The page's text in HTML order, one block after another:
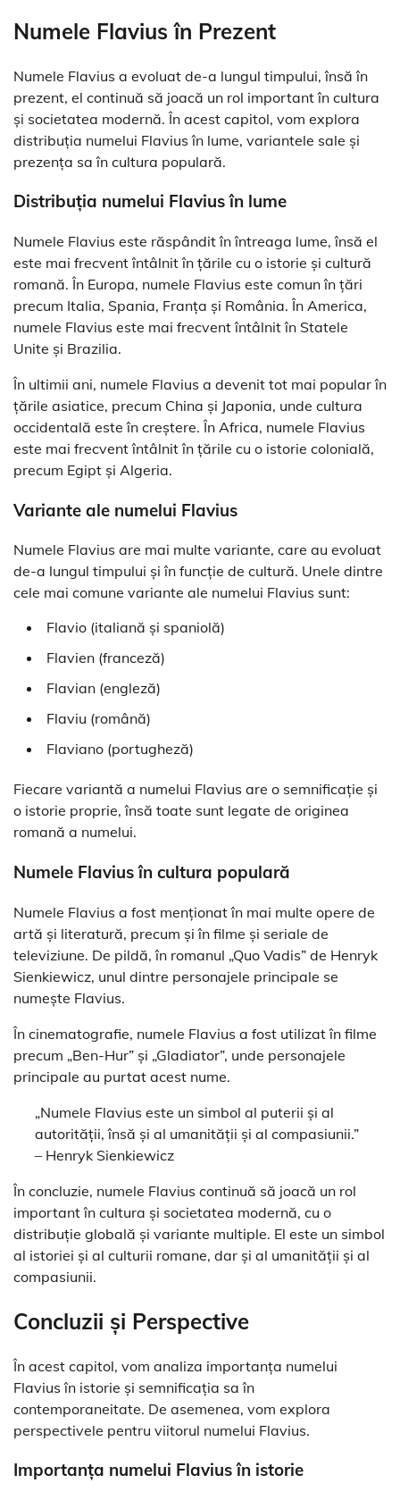
Numele Flavius în Prezent
Numele Flavius a evoluat de-a lungul timpului, însă în
prezent, el continuă să joacă un rol important în cultura
și societatea modernă. În acest capitol, vom explora
distribuția numelui Flavius în lume, variantele sale și
prezența sa în cultura populară.
Distribuția numelui Flavius în lume
Numele Flavius este răspândit în întreaga lume, însă el
este mai frecvent întâlnit în țările cu o istorie și cultură
romană. În Europa, numele Flavius este comun în țări
precum Italia, Spania, Franța și România. În America,
numele Flavius este mai frecvent întâlnit în Statele
Unite și Brazilia.
În ultimii ani, numele Flavius a devenit tot mai popular în
țările asiatice, precum China și Japonia, unde cultura
occidentală este în creștere. În Africa, numele Flavius
este mai frecvent întâlnit în țările cu o istorie colonială,
precum Egipt și Algeria.
Variante ale numelui Flavius
Numele Flavius are mai multe variante, care au evoluat
de-a lungul timpului și în funcție de cultură. Unele dintre
cele mai comune variante ale numelui Flavius sunt:
Flavio (italiană și spaniolă)
Flavien (franceză)
Flavian (engleză)
Flaviu (română)
Flaviano (portugheză)
Fiecare variantă a numelui Flavius are o semnificație și
o istorie proprie, însă toate sunt legate de originea
romană a numelui.
Numele Flavius în cultura populară
Numele Flavius a fost menționat în mai multe opere de
artă și literatură, precum și în filme și seriale de
televiziune. De pildă, în romanul „Quo Vadis” de Henryk
Sienkiewicz, unul dintre personajele principale se
numește Flavius.
În cinematografie, numele Flavius a fost utilizat în filme
precum „Ben-Hur” și „Gladiator”, unde personajele
principale au purtat acest nume.
„Numele Flavius este un simbol al puterii și al
autorității, însă și al umanității și al compasiunii.”
– Henryk Sienkiewicz
În concluzie, numele Flavius continuă să joacă un rol
important în cultura și societatea modernă, cu o
distribuție globală și variante multiple. El este un simbol
al istoriei și al culturii romane, dar și al umanității și al
compasiunii.
Concluzii și Perspective
În acest capitol, vom analiza importanța numelui
Flavius în istorie și semnificația sa în
contemporaneitate. De asemenea, vom explora
perspectivele pentru viitorul numelui Flavius.
Importanța numelui Flavius în istorie